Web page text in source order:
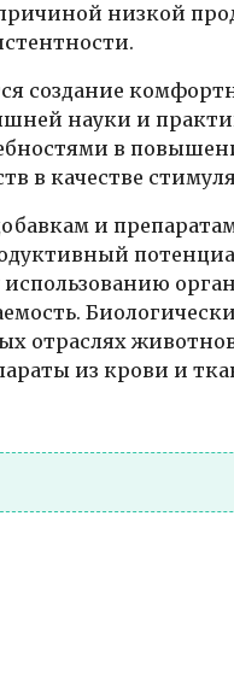
низкой
создание
науки и
в
в качестве
и
отраслях
из крови и